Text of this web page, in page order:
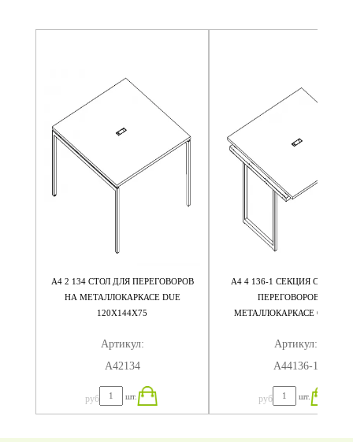
А4 2 134 СТОЛ ДЛЯ ПЕРЕГОВОРОВ
НА МЕТАЛЛОКАРКАСЕ DUE
120X144X75
Артикул:
А42134
руб шт.
А4 4 136-1 СЕКЦИЯ СТОЛА
ПЕРЕГОВОРОВ НА
МЕТАЛЛОКАРКАСЕ
Артикул:
А44136-1
руб шт.